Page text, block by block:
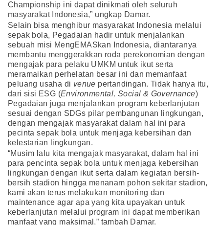
Championship ini dapat dinikmati oleh seluruh
masyarakat Indonesia,” ungkap Damar.
Selain bisa menghibur masyarakat Indonesia melalui
sepak bola, Pegadaian hadir untuk menjalankan
sebuah misi MengEMASkan Indonesia, diantaranya
membantu menggerakkan roda perekonomian dengan
mengajak para pelaku UMKM untuk ikut serta
meramaikan perhelatan besar ini dan memanfaat
peluang usaha di venue pertandingan. Tidak hanya itu,
dari sisi ESG (Environmental, Social & Governance)
Pegadaian juga menjalankan program keberlanjutan
sesuai dengan SDGs pilar pembangunan lingkungan,
dengan mengajak masyarakat dalam hal ini para
pecinta sepak bola untuk menjaga kebersihan dan
kelestarian lingkungan.
“Musim lalu kita mengajak masyarakat, dalam hal ini
para pencinta sepak bola untuk menjaga kebersihan
lingkungan dengan ikut serta dalam kegiatan bersih-
bersih stadion hingga menanam pohon sekitar stadion,
kami akan terus melakukan monitoring dan
maintenance agar apa yang kita upayakan untuk
keberlanjutan melalui program ini dapat memberikan
manfaat yang maksimal,” tambah Damar.